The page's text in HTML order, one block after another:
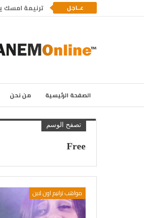
عــاجل ترنيمة امسك
الصفحة الرئيسية من نحن
تصفح الوسم
Free
مواهب ترانيم اون لاين